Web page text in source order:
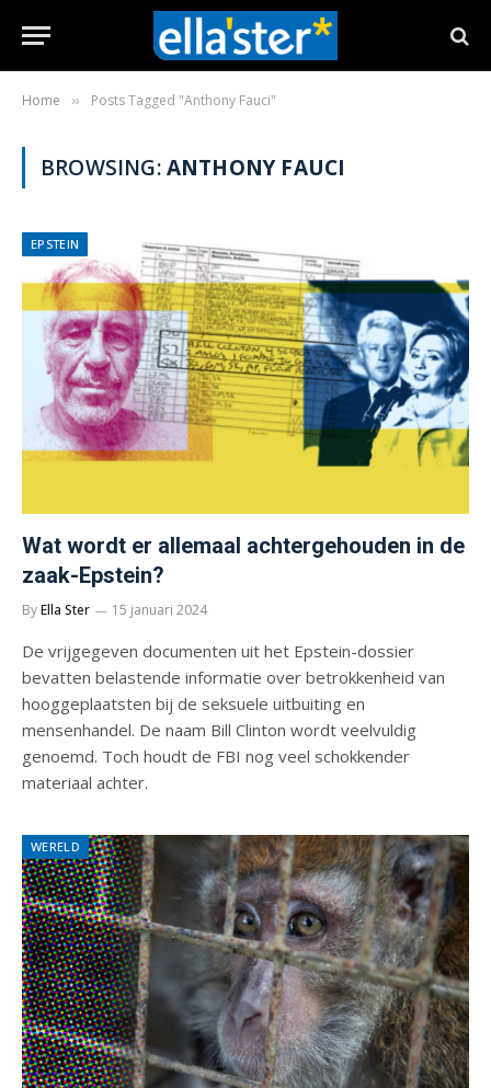
Home » Posts Tagged "Anthony Fauci"
BROWSING:ANTHONY FAUCI
EPSTEIN
Wat wordt er allemaal achtergehouden in de
zaak-Epstein?
ByElla Ster 15 januari 2024
De vrijgegeven documenten uit het Epstein-dossier
bevatten belastende informatie over betrokkenheid van
hooggeplaatsten bij de seksuele uitbuiting en
mensenhandel. De naam Bill Clinton wordt veelvuldig
genoemd. Toch houdt de FBI nog veel schokkender
materiaal achter.
WERELD